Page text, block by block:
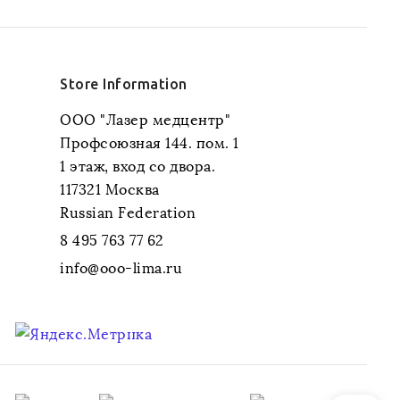
Store Information
ООО "Лазер медцентр"
Профсоюзная 144. пом. 1
1 этаж, вход со двора.
117321 Москва
Russian Federation
8 495 763 77 62
info@ooo-lima.ru